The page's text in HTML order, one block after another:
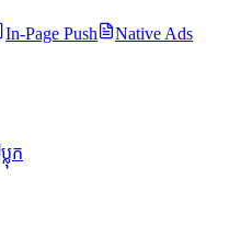
In-Page Push
Native Ads
ប្លុក